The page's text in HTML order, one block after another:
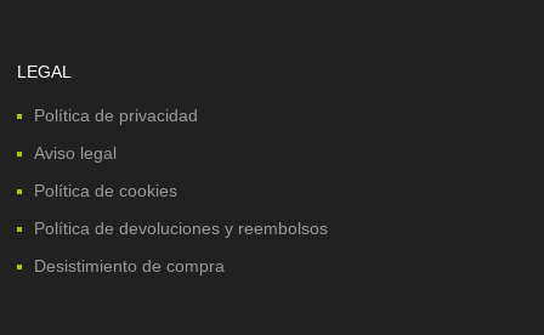
LEGAL
Política de privacidad
Aviso legal
Política de cookies
Política de devoluciones y reembolsos
Desistimiento de compra